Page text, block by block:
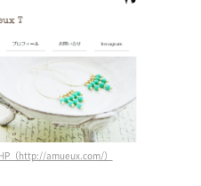
（http://amueux.com/）